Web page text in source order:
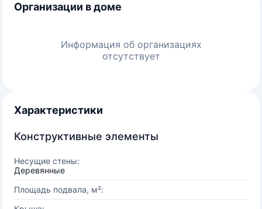
Организации в доме
Информация об организациях
отсутствует
Характеристики
Конструктивные элементы
Несущие стены:
Деревянные
Площадь подвала, м²: